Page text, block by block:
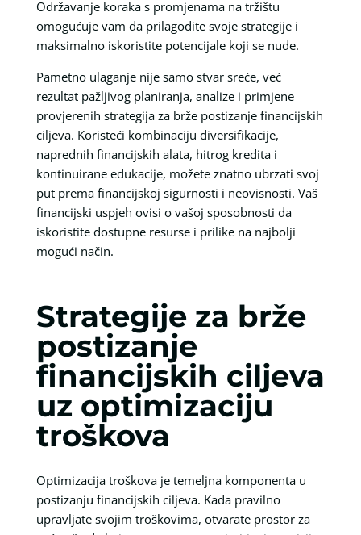
Održavanje koraka s promjenama na tržištu
omogućuje vam da prilagodite svoje strategije i
maksimalno iskoristite potencijale koji se nude.
Pametno ulaganje nije samo stvar sreće, već
rezultat pažljivog planiranja, analize i primjene
provjerenih strategija za brže postizanje financijskih
ciljeva. Koristeći kombinaciju diversifikacije,
naprednih financijskih alata, hitrog kredita i
kontinuirane edukacije, možete znatno ubrzati svoj
put prema financijskoj sigurnosti i neovisnosti. Vaš
financijski uspjeh ovisi o vašoj sposobnosti da
iskoristite dostupne resurse i prilike na najbolji
mogući način.
Strategije za brže
postizanje
financijskih ciljeva
uz optimizaciju
troškova
Optimizacija troškova je temeljna komponenta u
postizanju financijskih ciljeva. Kada pravilno
upravljate svojim troškovima, otvarate prostor za